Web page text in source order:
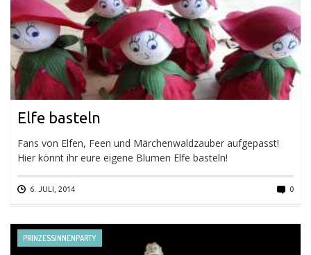
Elfe basteln
Fans von Elfen, Feen und Märchenwaldzauber aufgepasst!
Hier könnt ihr eure eigene Blumen Elfe basteln!
6. JULI, 2014 0
PRINZESSINNENPARTY